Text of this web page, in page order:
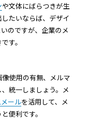
や文体にばらつきが生
たいならば、デザイ
のですが、企業のメ
す。
使用の有無、メルマ
統一しましょう。メ
ールを活用して、メ
便利です。